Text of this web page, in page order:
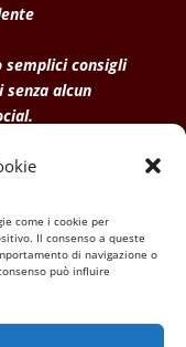
come i cookie per
Il consenso a queste
di navigazione o
può influire
consigli
alcun